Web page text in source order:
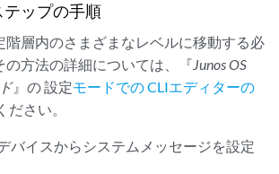
テップの手順
階層内のさまざまなレベルに移動する必
の方法の詳細については、『Junos OS
』の 設定モードでの CLIエディターの
ださい。
バイスからシステムメッセージを設定